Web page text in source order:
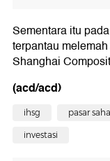
Sementara itu
terpantau
Shanghai
(acd/acd)
ihsg pasar
investasi